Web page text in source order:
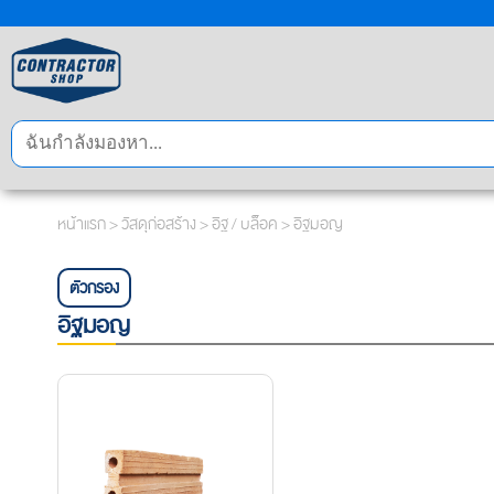
หน้าแรก>วัสดุก่อสร้าง>อิฐ / บล็อค> อิฐมอญ
ตัวกรอง
อิฐมอญ